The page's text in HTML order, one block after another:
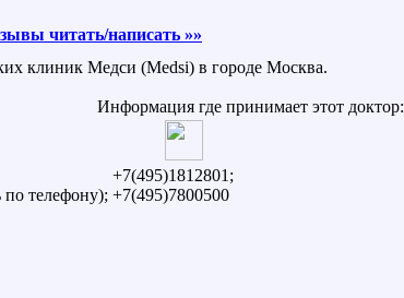
читать/написать »»
клиник Медси (Medsi) в городе Москва.
Информация где принимает этот доктор:
телефону);
+7(495)1812801;
+7(495)7800500